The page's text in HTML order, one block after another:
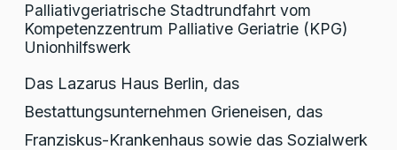
Palliativgeriatrische Stadtrundfahrt vom
Kompetenzzentrum Palliative Geriatrie (KPG)
Unionhilfswerk
Das Lazarus Haus Berlin, das
Bestattungsunternehmen Grieneisen, das
Franziskus-Krankenhaus sowie das Sozialwerk